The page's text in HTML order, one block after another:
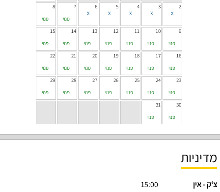
2
3
4
5
6
7
פנוי
8
פנוי
9
פנוי
10
פנוי
11
פנוי
12
פנוי
13
פנוי
14
פנוי
15
פנוי
16
פנוי
17
פנוי
18
פנוי
19
פנוי
20
פנוי
21
פנוי
22
פנוי
23
פנוי
24
פנוי
25
פנוי
26
פנוי
27
פנוי
28
פנוי
29
פנוי
30
פנוי
31
פנוי
מדיניות
צ‘ק - אין 15:00